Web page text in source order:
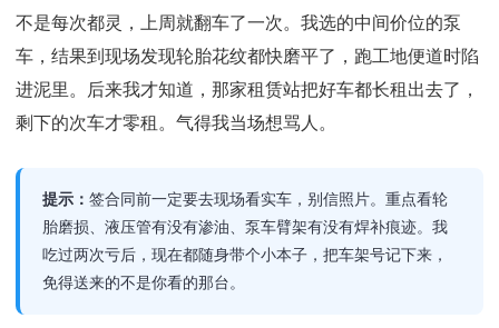
不是每次都灵，上周就翻车了一次。我选的中间价位的泵
车，结果到现场发现轮胎花纹都快磨平了，跑工地便道时陷
进泥里。后来我才知道，那家租赁站把好车都长租出去了，
剩下的次车才零租。气得我当场想骂人。
提示： 签合同前一定要去现场看实车，别信照片。重点看轮
胎磨损、液压管有没有渗油、泵车臂架有没有焊补痕迹。我
吃过两次亏后，现在都随身带个小本子，把车架号记下来，
免得送来的不是你看的那台。